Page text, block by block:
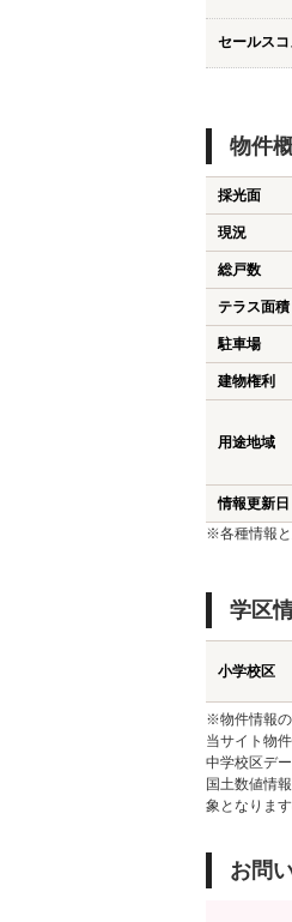
セールスコ
物件
採光面
現況
総戸数
テラス面積
駐車場
建物権利
用途地域
情報更新日
※各種情報
学区
小学校区
※物件情報
当サイト物
中学校区デ
国土数値情
象となりま
お問